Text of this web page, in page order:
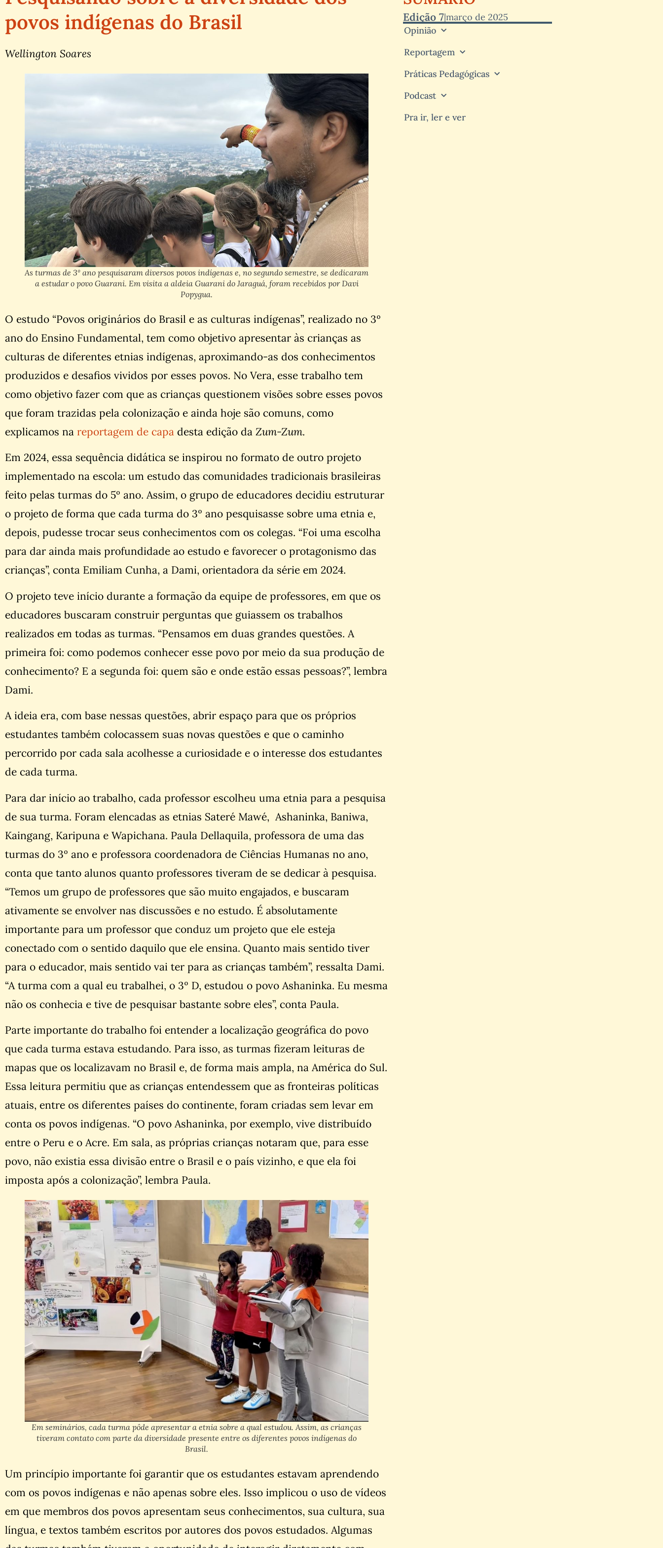
povos indígenas do Brasil
Wellington Soares
As turmas de 3º ano pesquisaram diversos povos indígenas e, no segundo semestre, se dedicaram
a estudar o povo Guarani. Em visita a aldeia Guarani do Jaraguá, foram recebidos por Davi
Popygua.
O estudo “Povos originários do Brasil e as culturas indígenas”, realizado no 3º
ano do Ensino Fundamental, tem como objetivo apresentar às crianças as
culturas de diferentes etnias indígenas, aproximando-as dos conhecimentos
produzidos e desafios vividos por esses povos. No Vera, esse trabalho tem
como objetivo fazer com que as crianças questionem visões sobre esses povos
que foram trazidas pela colonização e ainda hoje são comuns, como
explicamos na reportagem de capa desta edição da Zum-Zum.
Em 2024, essa sequência didática se inspirou no formato de outro projeto
implementado na escola: um estudo das comunidades tradicionais brasileiras
feito pelas turmas do 5º ano. Assim, o grupo de educadores decidiu estruturar
o projeto de forma que cada turma do 3º ano pesquisasse sobre uma etnia e,
depois, pudesse trocar seus conhecimentos com os colegas. “Foi uma escolha
para dar ainda mais profundidade ao estudo e favorecer o protagonismo das
crianças”, conta Emiliam Cunha, a Dami, orientadora da série em 2024.
O projeto teve início durante a formação da equipe de professores, em que os
educadores buscaram construir perguntas que guiassem os trabalhos
realizados em todas as turmas. “Pensamos em duas grandes questões. A
primeira foi: como podemos conhecer esse povo por meio da sua produção de
conhecimento? E a segunda foi: quem são e onde estão essas pessoas?”, lembra
Dami.
A ideia era, com base nessas questões, abrir espaço para que os próprios
estudantes também colocassem suas novas questões e que o caminho
percorrido por cada sala acolhesse a curiosidade e o interesse dos estudantes
de cada turma.
Para dar início ao trabalho, cada professor escolheu uma etnia para a pesquisa
de sua turma. Foram elencadas as etnias Sateré Mawé, Ashaninka, Baniwa,
Kaingang, Karipuna e Wapichana. Paula Dellaquila, professora de uma das
turmas do 3º ano e professora coordenadora de Ciências Humanas no ano,
conta que tanto alunos quanto professores tiveram de se dedicar à pesquisa.
“Temos um grupo de professores que são muito engajados, e buscaram
ativamente se envolver nas discussões e no estudo. É absolutamente
importante para um professor que conduz um projeto que ele esteja
conectado com o sentido daquilo que ele ensina. Quanto mais sentido tiver
para o educador, mais sentido vai ter para as crianças também”, ressalta Dami.
“A turma com a qual eu trabalhei, o 3º D, estudou o povo Ashaninka. Eu mesma
não os conhecia e tive de pesquisar bastante sobre eles”, conta Paula.
Parte importante do trabalho foi entender a localização geográfica do povo
que cada turma estava estudando. Para isso, as turmas fizeram leituras de
mapas que os localizavam no Brasil e, de forma mais ampla, na América do Sul.
Essa leitura permitiu que as crianças entendessem que as fronteiras políticas
atuais, entre os diferentes países do continente, foram criadas sem levar em
conta os povos indígenas. “O povo Ashaninka, por exemplo, vive distribuído
entre o Peru e o Acre. Em sala, as próprias crianças notaram que, para esse
povo, não existia essa divisão entre o Brasil e o país vizinho, e que ela foi
imposta após a colonização”, lembra Paula.
Em seminários, cada turma pôde apresentar a etnia sobre a qual estudou. Assim, as crianças
tiveram contato com parte da diversidade presente entre os diferentes povos indígenas do
Brasil.
Um princípio importante foi garantir que os estudantes estavam aprendendo
com os povos indígenas e não apenas sobre eles. Isso implicou o uso de vídeos
em que membros dos povos apresentam seus conhecimentos, sua cultura, sua
língua, e textos também escritos por autores dos povos estudados. Algumas
Edição 7|março de 2025
Opinião
Reportagem
Práticas Pedagógicas
Podcast
Pra ir, ler e ver